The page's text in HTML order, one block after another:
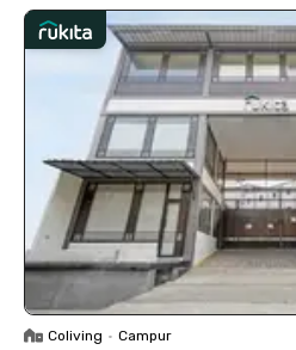
Coliving • Campur